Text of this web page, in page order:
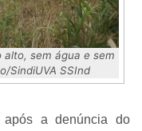
sem água e sem
SindiUVA SSInd
a denúncia do